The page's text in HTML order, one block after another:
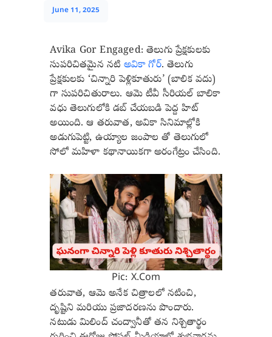
June 11, 2025
Avika Gor Engaged: తెలుగు ప్రేక్షకులకు
సుపరిచితమైన నటి అవికా గోర్. తెలుగు
ప్రేక్షకులకు ‘చిన్నారి పెళ్లికూతురు’ (బాలిక వదు)
గా సుపరిచితురాలు. ఆమె టీవీ సీరియల్ బాలికా
వధు తెలుగులోకి డబ్ చేయబడి పెద్ద హిట్
అయింది. ఆ తరువాత, అవికా సినిమాల్లోకి
అడుగుపెట్టి, ఉయ్యాల జంపాల తో తెలుగులో
సోలో మహిళా కథానాయికగా అరంగేట్రం చేసింది.
Pic: X.Com
తరువాత, ఆమె అనేక చిత్రాలలో నటించి,
దృష్టిని మరియు ప్రజాదరణను పొందారు.
నటుడు మిలింద్ చంద్వానీతో తన నిశ్చితార్థం